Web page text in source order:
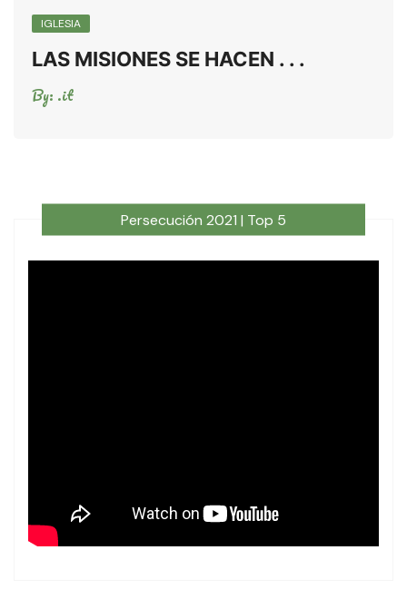
IGLESIA
LAS MISIONES SE HACEN . . .
By: .it
Persecución 2021 | Top 5